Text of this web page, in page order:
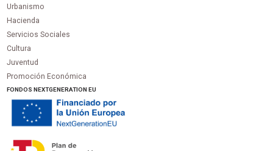
Urbanismo
Hacienda
Servicios Sociales
Cultura
Juventud
Promoción Económica
FONDOS NEXTGENERATION EU